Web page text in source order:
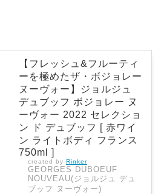
【フレッシュ&フルーティ
ーを極めたザ・ボジョレー
ヌーヴォー】ジョルジュ
デュブッフ ボジョレー ヌ
ーヴォー 2022 セレクショ
ン ド デュブッフ [ 赤ワイ
ン ライトボディ フランス
750ml ]
created by Rinker
GEORGES DUBOEUF
NOUVEAU(ジョルジュ デュ
ブッフ ヌーヴォー)